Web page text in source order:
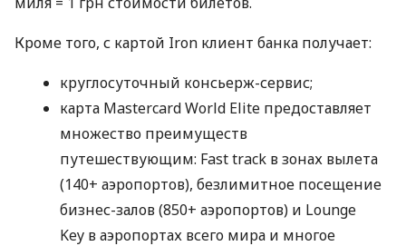
Кроме того, с картой Iron клиент банка получает:
круглосуточный консьерж-сервис;
карта Mastercard World Elite предоставляет
множество преимуществ
путешествующим: Fast track в зонах вылета
(140+ аэропортов), безлимитное посещение
бизнес-залов (850+ аэропортов) и Lounge
Key в аэропортах всего мира и многое